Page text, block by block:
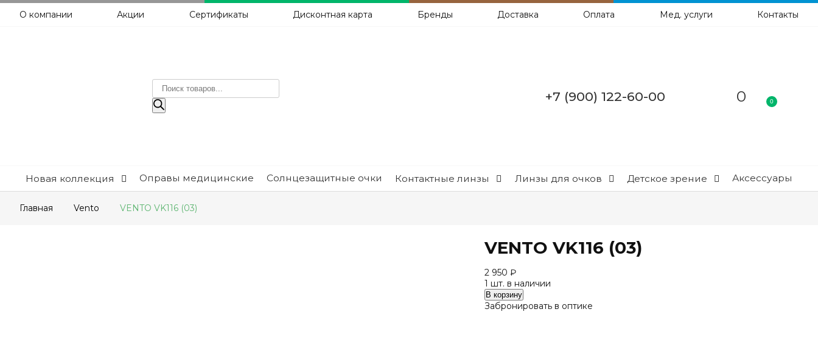
О компании Акции Сертификаты Дисконтная карта Бренды Доставка Оплата Мед. услуги Контакты
Поиск
товаров
+7 (900) 122-60-00 0 0
Новая коллекция Оправы медицинские Солнцезащитные очки Контактные линзы Линзы для очков Детское зрение Аксессуары
Главная Vento VENTO VK116 (03)
VENTO VK116 (03)
2 950₽
1 шт. в наличии
Количество
VENTO
В корзину
Забронировать в оптике